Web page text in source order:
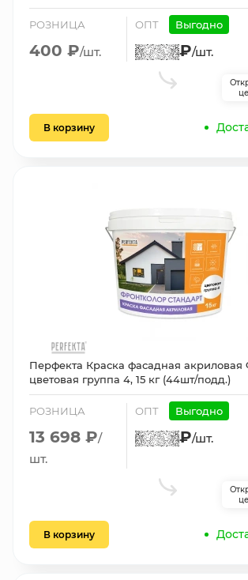
РОЗНИЦА
400 ₽/шт.
ОПТ Выгодно
₽/шт.
В корзину
Перфекта Краска фасадная акриловая
цветовая группа 4, 15 кг (44шт/подд.)
РОЗНИЦА
13 698 ₽/
шт.
ОПТ Выгодно
₽/шт.
В корзину